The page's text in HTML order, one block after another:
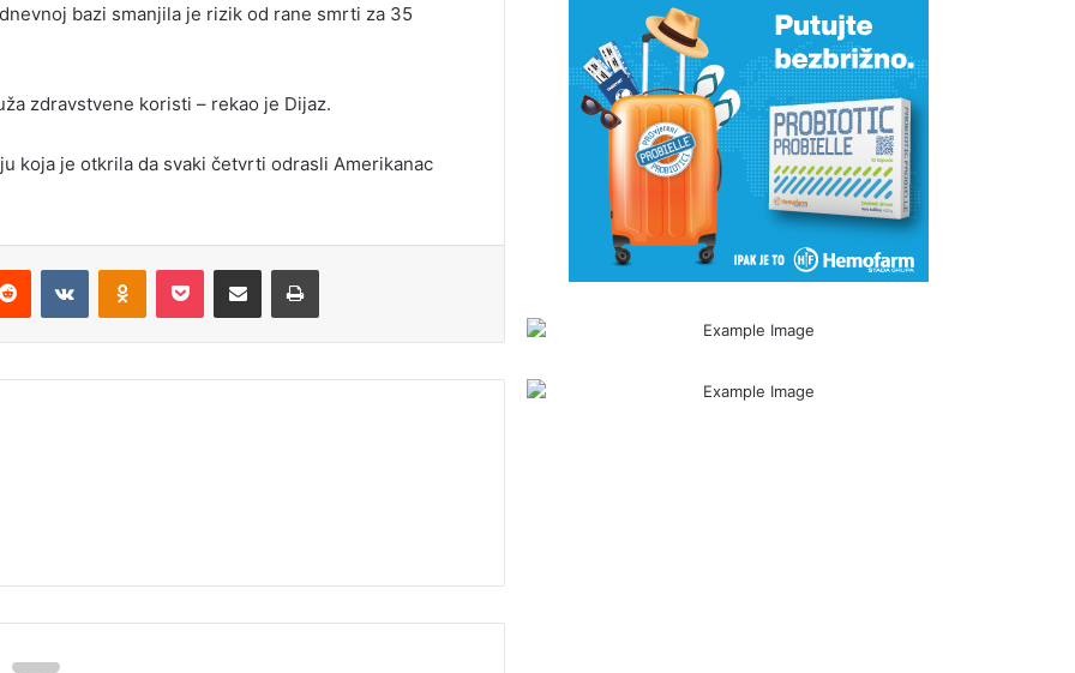
bazi smanjila je rizik od rane smrti za 35
zdravstvene koristi – rekao je Dijaz.
koja je otkrila da svaki četvrti odrasli Amerikanac